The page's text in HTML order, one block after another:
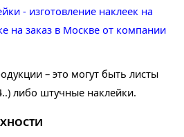
- изготовление наклеек на
на заказ в Москве от компании
– это могут быть листы
либо штучные наклейки.